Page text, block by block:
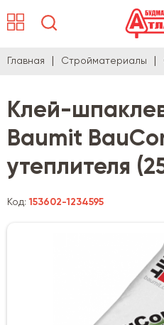
Главная Стройматериалы
Клей-
Baumit
утеплителя
Код:153602-1234595